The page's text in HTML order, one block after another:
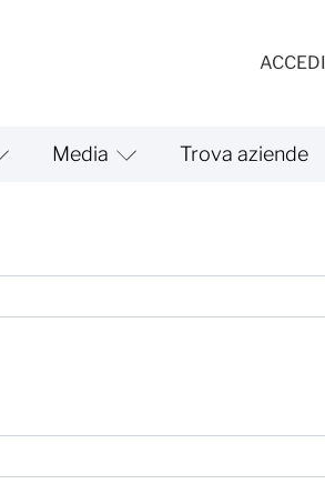
ACCEDI
Media Trova aziende